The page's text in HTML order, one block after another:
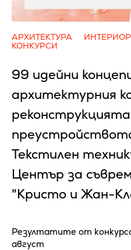
АРХИТЕКТУРА
КОНКУРСИ
99 идейни
архитектурния
Текстилен
Център за
"Кристо и Жан-
Резултатите от
август